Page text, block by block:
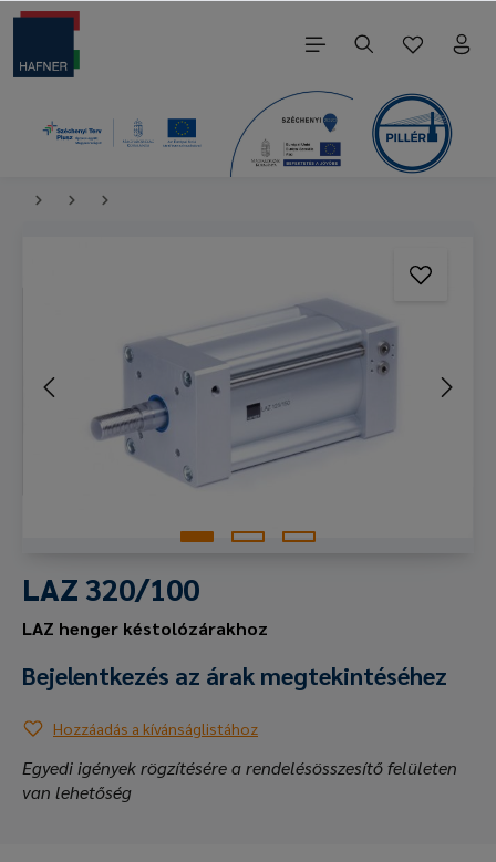
LAZ 320/100
LAZ henger késtolózárakhoz
Bejelentkezés az árak megtekintéséhez
Hozzáadás a kívánságlistához
Egyedi igények rögzítésére a rendelésösszesítő felületen
van lehetőség